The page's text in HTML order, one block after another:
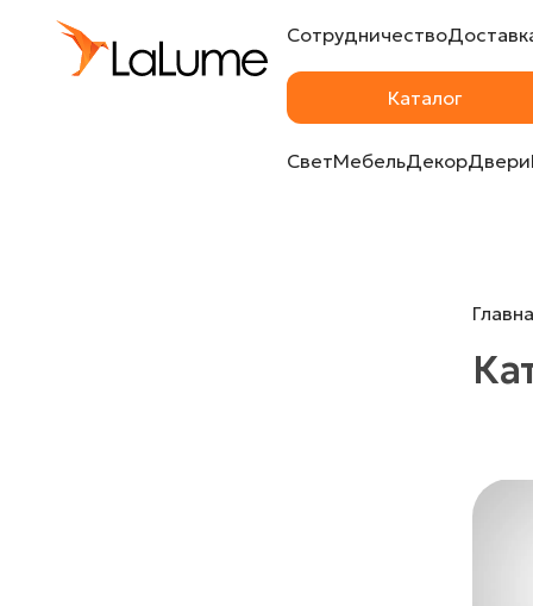
Сотрудничество
Каталог
СветМебельДекорДвери